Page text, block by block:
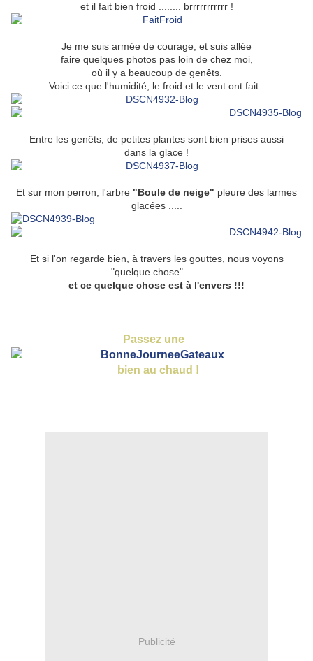
et il fait bien froid ........ brrrrrrrrrrr !
Je me suis armée de courage, et suis allée
faire quelques photos pas loin de chez moi,
où il y a beaucoup de genêts.
Voici ce que l'humidité, le froid et le vent ont fait :
Entre les genêts, de petites plantes sont bien prises aussi
dans la glace !
Et sur mon perron, l'arbre "Boule de neige" pleure des larmes
glacées .....
Et si l'on regarde bien, à travers les gouttes, nous voyons
"quelque chose" ......
et ce quelque chose est à l'envers !!!
Passez une
bien au chaud !
Publicité